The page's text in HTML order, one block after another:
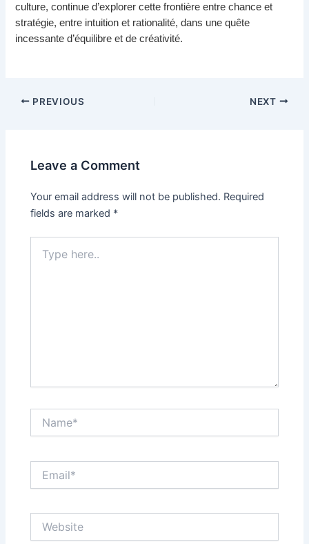
culture, continue d’explorer cette frontière entre chance et
stratégie, entre intuition et rationalité, dans une quête
incessante d’équilibre et de créativité.
Post
PREVIOUS NEXT
Leave a Comment
Your email address will not be published. Required
fields are marked *
here..